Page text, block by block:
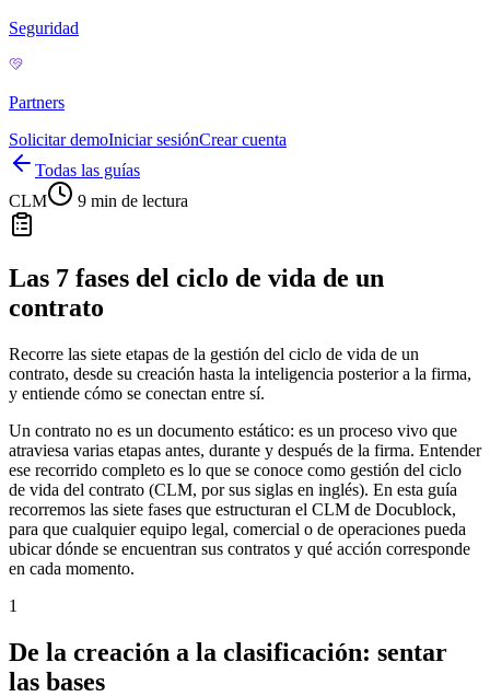
Seguridad
Partners
Solicitar demoIniciar sesiónCrear cuenta
Todas las guías
CLM
9 min de lectura
Las 7 fases del ciclo de vida de un
contrato
Recorre las siete etapas de la gestión del ciclo de vida de un
contrato, desde su creación hasta la inteligencia posterior a la firma,
y entiende cómo se conectan entre sí.
Un contrato no es un documento estático: es un proceso vivo que
atraviesa varias etapas antes, durante y después de la firma. Entender
ese recorrido completo es lo que se conoce como gestión del ciclo
de vida del contrato (CLM, por sus siglas en inglés). En esta guía
recorremos las siete fases que estructuran el CLM de Docublock,
para que cualquier equipo legal, comercial o de operaciones pueda
ubicar dónde se encuentran sus contratos y qué acción corresponde
en cada momento.
1
De la creación a la clasificación: sentar
las bases